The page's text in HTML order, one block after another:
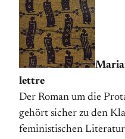
lettre
Der Roman um die
gehört sicher zu den
feministischen